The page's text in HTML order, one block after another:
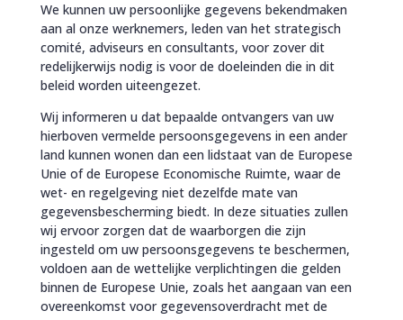
We kunnen uw persoonlijke gegevens bekendmaken
aan al onze werknemers, leden van het strategisch
comité, adviseurs en consultants, voor zover dit
redelijkerwijs nodig is voor de doeleinden die in dit
beleid worden uiteengezet.
Wij informeren u dat bepaalde ontvangers van uw
hierboven vermelde persoonsgegevens in een ander
land kunnen wonen dan een lidstaat van de Europese
Unie of de Europese Economische Ruimte, waar de
wet- en regelgeving niet dezelfde mate van
gegevensbescherming biedt. In deze situaties zullen
wij ervoor zorgen dat de waarborgen die zijn
ingesteld om uw persoonsgegevens te beschermen,
voldoen aan de wettelijke verplichtingen die gelden
binnen de Europese Unie, zoals het aangaan van een
overeenkomst voor gegevensoverdracht met de